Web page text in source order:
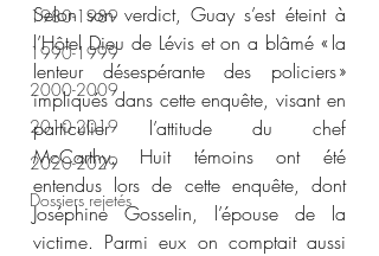
1980-1989
1990-1999
2000-2009
2010-2019
2020-2029
Dossiers rejetés
Selon son verdict, Guay s’est éteint à
l’Hôtel Dieu de Lévis et on a blâmé « la
lenteur désespérante des policiers »
impliqués dans cette enquête, visant en
particulier l’attitude du chef
McCarthy. Huit témoins ont été
entendus lors de cette enquête, dont
Joséphine Gosselin, l’épouse de la
victime. Parmi eux on comptait aussi